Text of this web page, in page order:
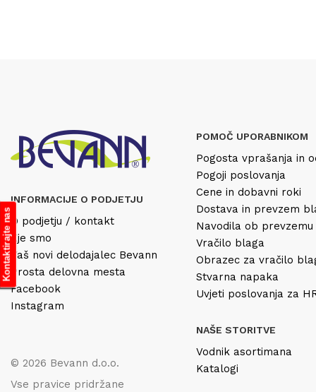
INFORMACIJE O PODJETJU
O podjetju / kontakt
Kje smo
Vaš novi delodajalec Bevann
Prosta delovna mesta
Facebook
Instagram
© 2026 Bevann d.o.o.
Vse pravice pridržane
POMOČ UPORABNIKOM
Pogosta vprašanja in
Pogoji poslovanja
Cene in dobavni roki
Dostava in prevzem
Navodila ob
Vračilo blaga
Obrazec za vračilo
Stvarna napaka
Uvjeti poslovanja za
NAŠE STORITVE
Vodnik asortimana
Katalogi
Kontaktirajte nas